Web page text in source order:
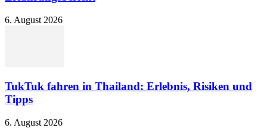
6. August 2026
TukTuk fahren in Thailand: Erlebnis, Risiken und
Tipps
6. August 2026